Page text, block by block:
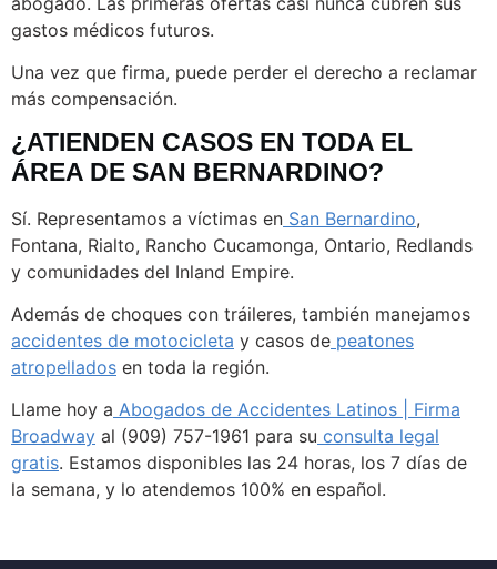
gastos médicos futuros.
Una vez que firma, puede perder el derecho a reclamar
más compensación.
¿ATIENDEN CASOS EN TODA EL
ÁREA DE SAN BERNARDINO?
Sí. Representamos a víctimas en San Bernardino,
Fontana, Rialto, Rancho Cucamonga, Ontario, Redlands
y comunidades del Inland Empire.
Además de choques con tráileres, también manejamos
accidentes de motocicleta y casos de peatones
atropellados en toda la región.
Llame hoy a Abogados de Accidentes Latinos | Firma
Broadway al (909) 757-1961 para su consulta legal
gratis. Estamos disponibles las 24 horas, los 7 días de
la semana, y lo atendemos 100% en español.